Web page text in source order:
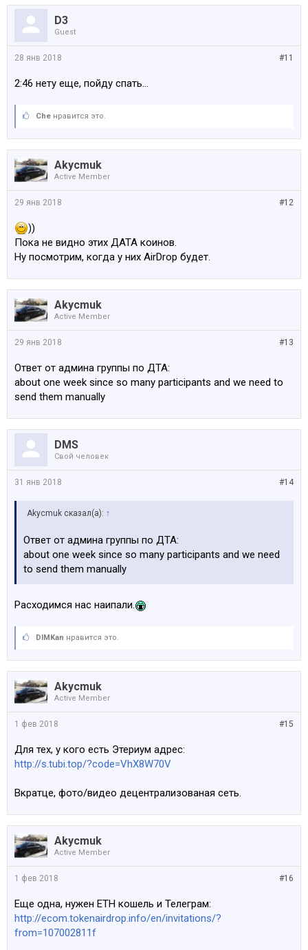
D3
Guest
#11
28 янв 2018
2:46 нету еще, пойду спать...
Che нравится это.
Akycmuk
Active Member
#12
29 янв 2018
))
Пока не видно этих ДАТА коинов.
Ну посмотрим, когда у них AirDrop будет.
Akycmuk
Active Member
#13
29 янв 2018
Ответ от админа группы по ДТА:
about one week since so many participants and we need to
send them manually
DMS
Свой человек
#14
31 янв 2018
Akycmuk сказал(а): ↑
Ответ от админа группы по ДТА:
about one week since so many participants and we need
to send them manually
Расходимся нас наипали.
DIMKan нравится это.
Akycmuk
Active Member
#15
1 фев 2018
Для тех, у кого есть Этериум адрес:
http://s.tubi.top/?code=VhX8W70V
Вкратце, фото/видео децентрализованая сеть.
Akycmuk
Active Member
#16
1 фев 2018
Еще одна, нужен ETH кошель и Телеграм:
http://ecom.tokenairdrop.info/en/invitations/?
from=107002811f